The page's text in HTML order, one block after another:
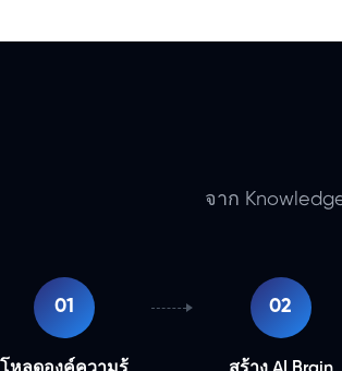
จาก
01 02